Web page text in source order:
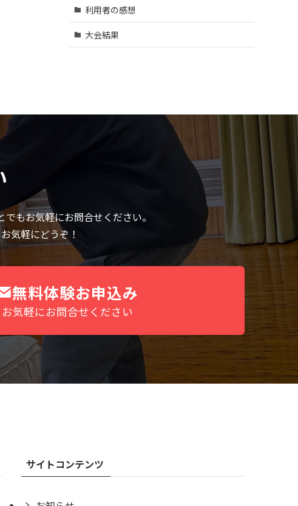
利用者の感想
大会結果
もお気軽にお問合せください。
気軽にどうぞ！
無料体験お申込み
お気軽にお問合せください
サイトコンテンツ